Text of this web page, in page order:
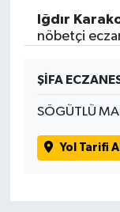
Iğdır
nöbetçi
ŞİFA
SÖGÜTLÜ
Yol Tarifi Al